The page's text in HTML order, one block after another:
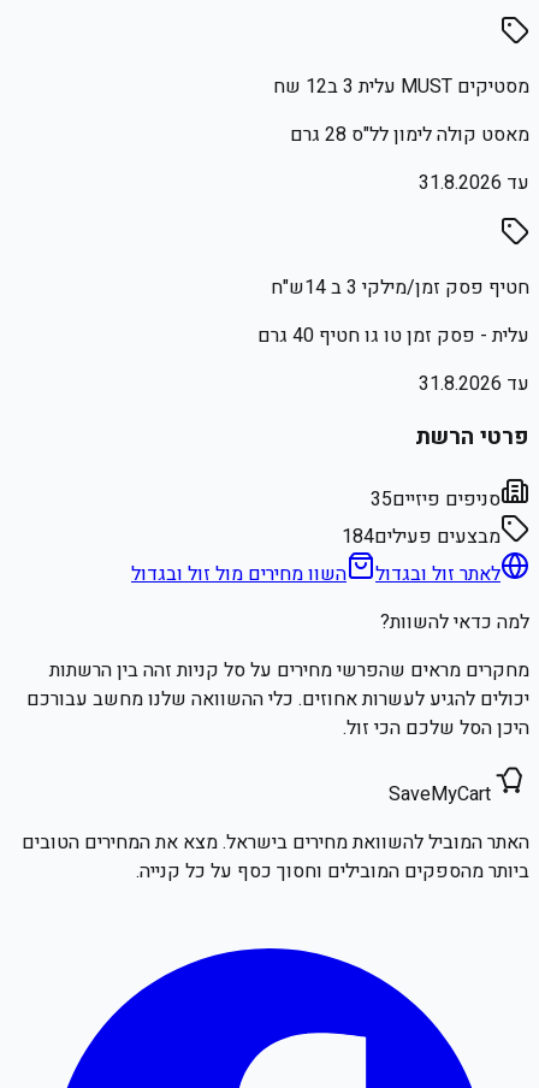
מסטיקים MUST עלית 3 ב12 שח
מאסט קולה לימון לל"ס 28 גרם
עד 31.8.2026
חטיף פסק זמן/מילקי 3 ב 14ש"ח
עלית - פסק זמן טו גו חטיף 40 גרם
עד 31.8.2026
פרטי הרשת
סניפים פיזיים35
מבצעים פעילים184
לאתרזול ובגדול השוו מחירים מולזול ובגדול
למה כדאי להשוות?
מחקרים מראים שהפרשי מחירים על סל קניות זהה בין הרשתות
יכולים להגיע לעשרות אחוזים. כלי ההשוואה שלנו מחשב עבורכם
היכן הסל שלכם הכי זול.
SaveMyCart
האתר המוביל להשוואת מחירים בישראל. מצא את המחירים הטובים
ביותר מהספקים המובילים וחסוך כסף על כל קנייה.